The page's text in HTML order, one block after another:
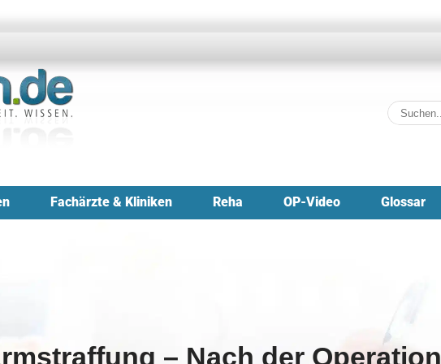
Suche
nach:
Fachärzte & Kliniken Reha OP-Video Glossar
– Nach der Operation